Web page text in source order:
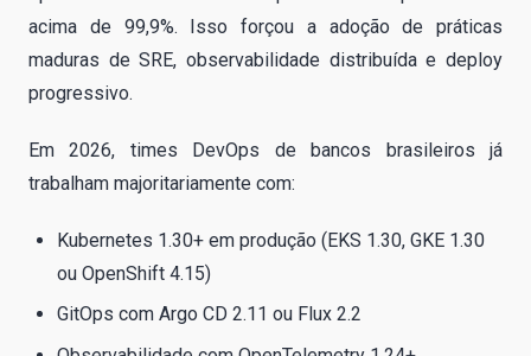
acima de 99,9%. Isso forçou a adoção de práticas
maduras de SRE, observabilidade distribuída e deploy
progressivo.
Em 2026, times DevOps de bancos brasileiros já
trabalham majoritariamente com:
Kubernetes 1.30+ em produção (EKS 1.30, GKE 1.30
ou OpenShift 4.15)
GitOps com Argo CD 2.11 ou Flux 2.2